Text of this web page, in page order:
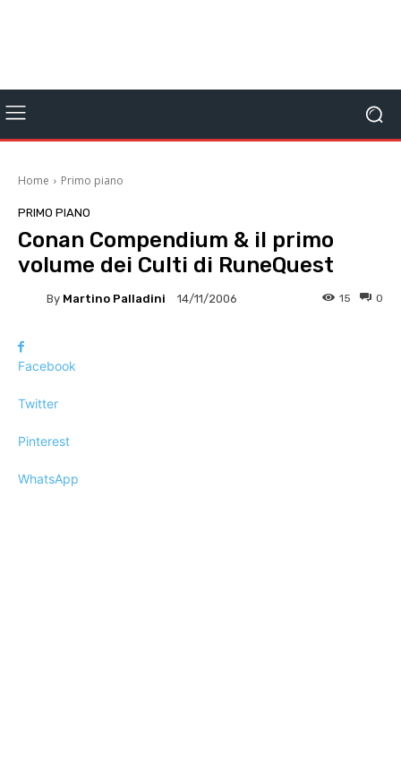
Home Primo piano
PRIMO PIANO
Conan Compendium & il primo
volume dei Culti di RuneQuest
By Martino Palladini 14/11/2006 0
15
Facebook
Twitter
Pinterest
WhatsApp